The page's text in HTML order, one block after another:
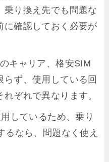
乗り換え先でも問題な
に確認しておく必要が
キャリア、格安SIM
ず、使用している回
ぞれで異なります。
しているため、乗り
るなら、問題なく使え